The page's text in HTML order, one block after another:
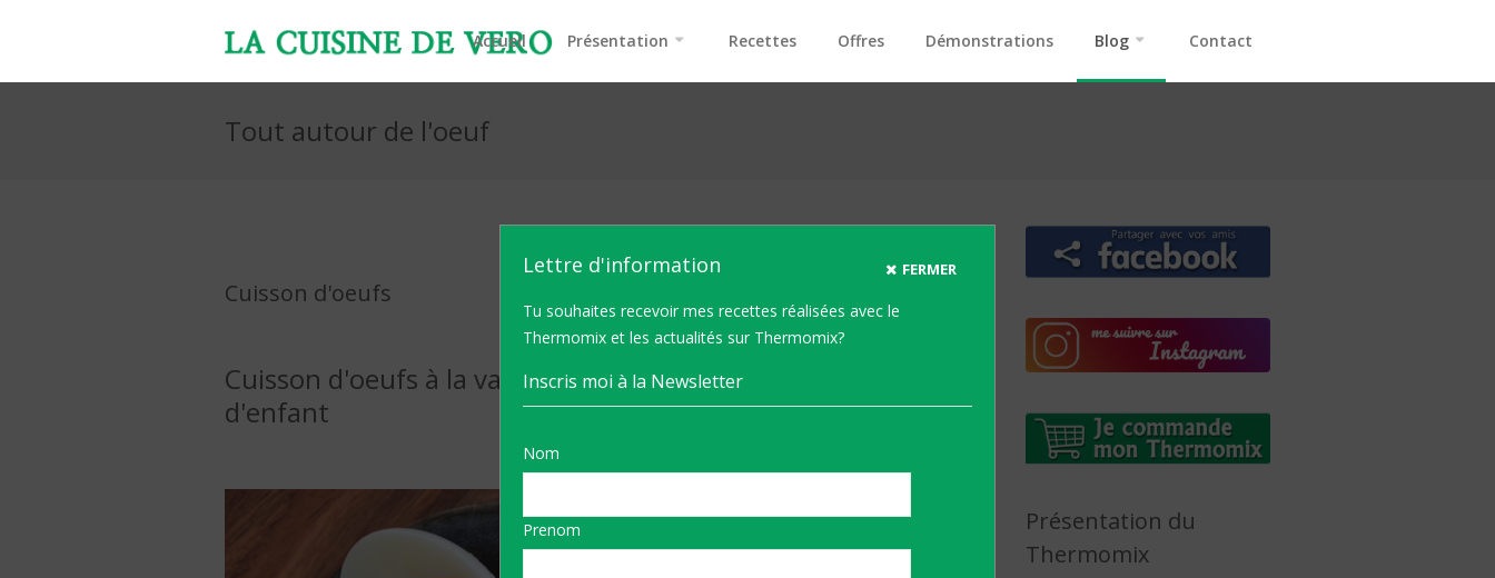
Accueil Présentation Recettes Offres Démonstrations Blog Contact
FERMER
Lettre d'information
Tu souhaites recevoir mes recettes réalisées avec le
Thermomix et les actualités sur Thermomix?
Inscris moi à la Newsletter
Nom
Prenom
Tout autour de l'oeuf
Cuisson d'oeufs
Cuisson d'oeufs à la vapeur au Thermomix® un vrai jeu
d'enfant
Présentation du
Thermomix